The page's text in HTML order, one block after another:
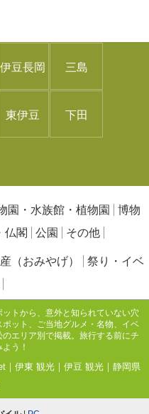
伊豆長岡 三島
東伊豆 下田
園・水族館・植物園
博物
仏閣 公園 その他
（おみやげ）
祭り・イベ
トから、意外と知られていない穴
ット、ご当地グルメ・名物、イベ
エリア別で掲載。旅行する前にチ
う！
伊東 観光 ｜ 伊豆 観光 ｜ 静岡県